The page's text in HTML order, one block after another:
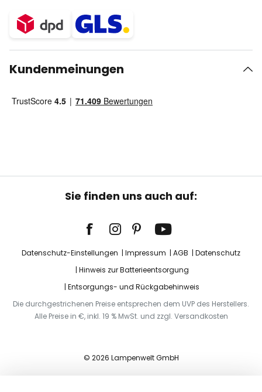
Kundenmeinungen
Sie finden uns auch auf:
Datenschutz-Einstellungen Impressum AGB
Datenschutz
Hinweis zur Batterieentsorgung
Entsorgungs- und Rückgabehinweis
Die durchgestrichenen Preise entsprechen dem UVP des Herstellers.
Alle Preise in €, inkl. 19 % MwSt. und zzgl. Versandkosten
© 2026 Lampenwelt GmbH